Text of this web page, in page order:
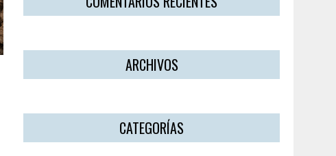
ARCHIVOS
CATEGORÍAS